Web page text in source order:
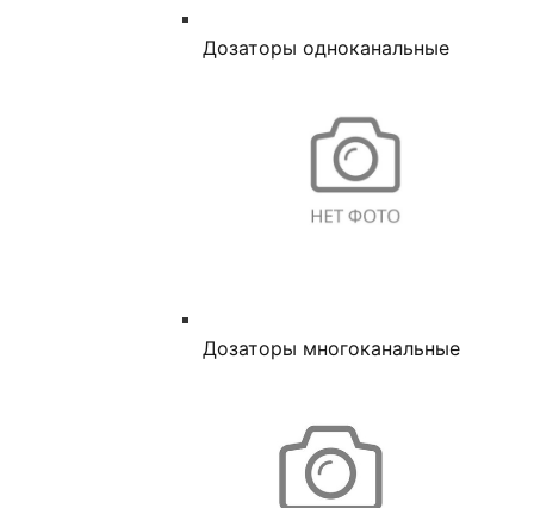
Дозаторы одноканальные
Дозаторы многоканальные